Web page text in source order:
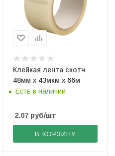
Клейкая лента скотч
48мм х 43мкм х 66м
Есть в наличии
2.07 руб/шт
В КОРЗИНУ